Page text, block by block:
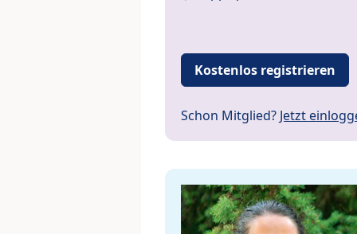
Kostenlos registrieren
Schon Mitglied? Jetzt